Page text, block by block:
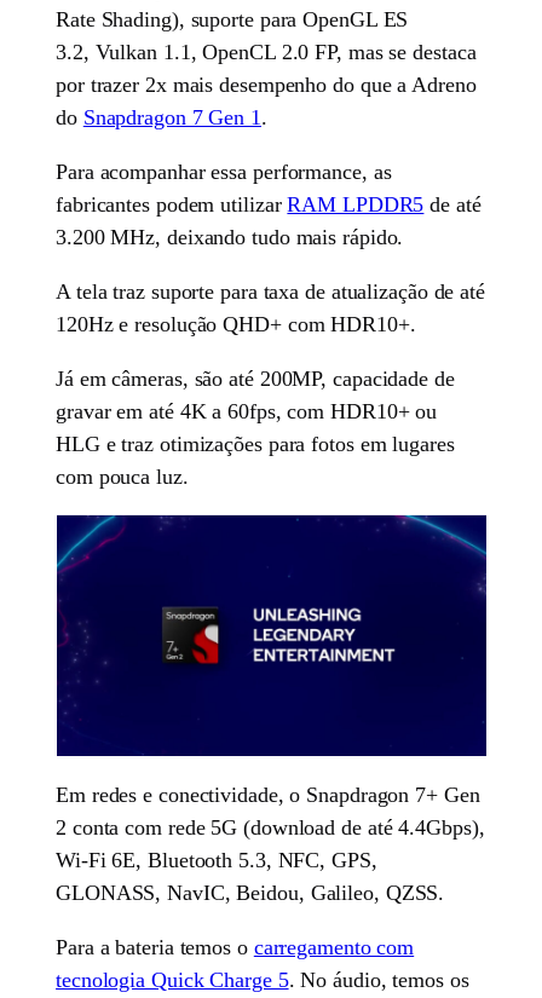
Rate Shading), suporte para OpenGL ES
3.2, Vulkan 1.1, OpenCL 2.0 FP, mas se destaca
por trazer 2x mais desempenho do que a Adreno
do Snapdragon 7 Gen 1 .
Para acompanhar essa performance, as
fabricantes podem utilizarRAM LPDDR5 de até
3.200 MHz, deixando tudo mais rápido.
A tela traz suporte para taxa de atualização de até
120Hz e resolução QHD+ com HDR10+.
Já em câmeras, são até 200MP, capacidade de
gravar em até 4K a 60fps, com HDR10+ ou
HLG e traz otimizações para fotos em lugares
com pouca luz.
Em redes e conectividade, o Snapdragon 7+ Gen
2 conta com rede 5G (download de até 4.4Gbps),
Wi-Fi 6E, Bluetooth 5.3, NFC, GPS,
GLONASS, NavIC, Beidou, Galileo, QZSS.
Para a bateria temos o carregamento com
tecnologia Quick Charge 5. No áudio, temos os